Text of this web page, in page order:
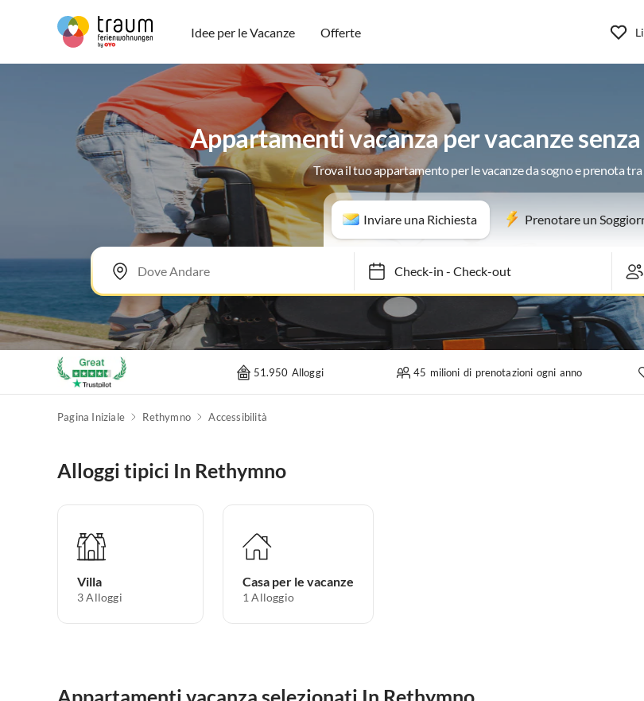
Idee per le Vacanze Offerte
Appartamenti vacanza per vacanze
Trova il tuo appartamento per le vacanze da sogno e prenota tra
Inviare una Richiesta Prenotare un
Check-in- Check-out
51.950 Alloggi 45 milioni di prenotazioni ogni anno
Pagina Iniziale Rethymno Accessibilità
Alloggi tipici In Rethymno
Villa
3 Alloggi
Casa per le vacanze
1 Alloggio